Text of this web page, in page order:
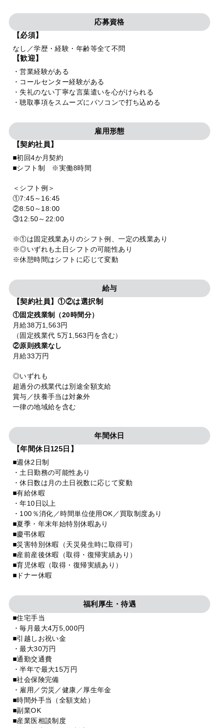
応募資格
【必須】
なし／学歴・経験・年齢等全て不問
【歓迎】
・営業経験がある
・コールセンター経験がある
・失礼のない丁寧な言葉遣いを心がけられる
・聴取事項をスムーズにパソコンで打ち込める
雇用形態
【契約社員】
■初回4か月契約
■シフト制 ※実働8時間
＜シフト例＞
①7:45～16:45
②8:50～18:00
③12:50～22:00
※①は固定残業ありのシフト例、一定の残業あり
※◎いずれも土日シフトの可能性あり
※休憩時間はシフトに応じて変動
給与
【契約社員】①②は選択制
①固定残業制（20時間分）
月給38万1,563円
（固定残業代 5万1,563円を含む）
②原則残業なし
月給33万円
◎いずれも
超過分の残業代は別途全額支給
賞与／扶養手当は対象外
一律の地域給を含む
年間休日
【年間休日125日】
■週休2日制
・土日勤務の可能性あり
・休日数は月の土日祝数に応じて変動
■有給休暇
・年10日以上
・100％消化／時間単位使用OK／買取制度あり
■夏季・年末年始特別休暇あり
■慶弔休暇
■災害特別休暇（天災発生時に取得可）
■産前産後休暇（取得・復帰実績あり）
■育児休暇（取得・復帰実績あり）
■ドナー休暇
福利厚生・待遇
■住宅手当
・毎月最大4万5,000円
■引越しお祝い金
・最大30万円
■通勤交通費
・半年で最大15万円
■社会保険完備
・雇用／労災／健康／厚生年金
■時間外手当（全額支給）
■副業OK
■産業医相談制度